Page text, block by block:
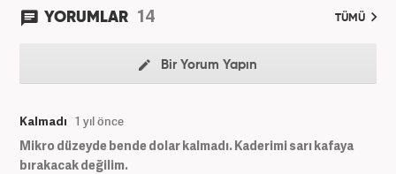
YORUMLAR 14 TÜMÜ
Bir Yorum Yapın
Kalmadı 1 yıl önce
Mikro düzeyde bende dolar kalmadı. Kaderimi sarı kafaya
bırakacak değilim.